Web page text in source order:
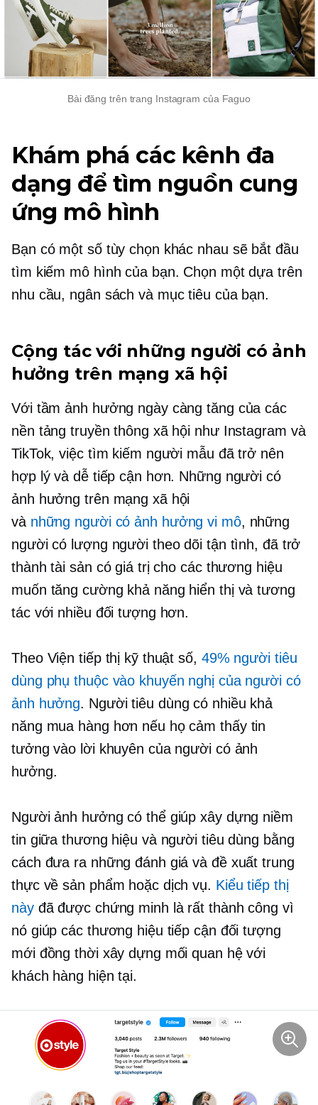
Bài đăng trên trang Instagram của Faguo
Khám phá các kênh đa
dạng để tìm nguồn cung
ứng mô hình
Bạn có một số tùy chọn khác nhau sẽ bắt đầu
tìm kiếm mô hình của bạn. Chọn một dựa trên
nhu cầu, ngân sách và mục tiêu của bạn.
Cộng tác với những người có ảnh
hưởng trên mạng xã hội
Với tầm ảnh hưởng ngày càng tăng của các
nền tảng truyền thông xã hội như Instagram và
TikTok, việc tìm kiếm người mẫu đã trở nên
hợp lý và dễ tiếp cận hơn. Những người có
ảnh hưởng trên mạng xã hội
và những người có ảnh hưởng vi mô, những
người có lượng người theo dõi tận tình, đã trở
thành tài sản có giá trị cho các thương hiệu
muốn tăng cường khả năng hiển thị và tương
tác với nhiều đối tượng hơn.
Theo Viện tiếp thị kỹ thuật số, 49% người tiêu
dùng phụ thuộc vào khuyến nghị của người có
ảnh hưởng. Người tiêu dùng có nhiều khả
năng mua hàng hơn nếu họ cảm thấy tin
tưởng vào lời khuyên của người có ảnh
hưởng.
Người ảnh hưởng có thể giúp xây dựng niềm
tin giữa thương hiệu và người tiêu dùng bằng
cách đưa ra những đánh giá và đề xuất trung
thực về sản phẩm hoặc dịch vụ. Kiểu tiếp thị
nàyđã được chứng minh là rất thành công vì
nó giúp các thương hiệu tiếp cận đối tượng
mới đồng thời xây dựng mối quan hệ với
khách hàng hiện tại.